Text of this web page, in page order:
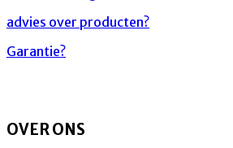
advies over producten?
Garantie?
OVER ONS